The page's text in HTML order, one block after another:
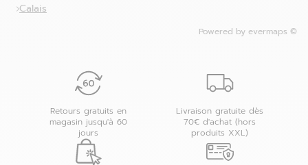
Calais
Powered by evermaps ©
Retours gratuits en
magasin jusqu'à 60
jours
Livraison gratuite dès
70€ d'achat (hors
produits XXL)